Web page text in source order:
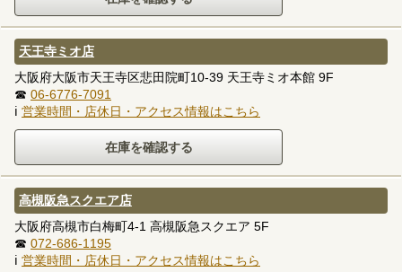
天王寺ミオ店
大阪府大阪市天王寺区悲田院町10-39 天王寺ミオ本館 9F
☎ 06-6776-7091
ℹ 営業時間・店休日・アクセス情報はこちら
高槻阪急スクエア店
大阪府高槻市白梅町4-1 高槻阪急スクエア 5F
☎ 072-686-1195
ℹ 営業時間・店休日・アクセス情報はこちら